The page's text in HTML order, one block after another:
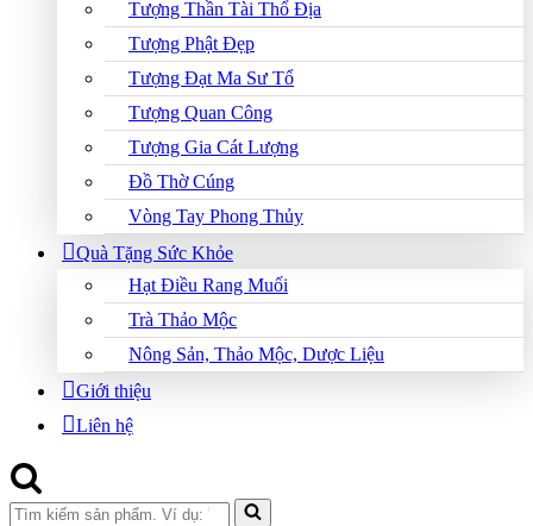
Tượng Thần Tài Thổ Địa
Tượng Phật Đẹp
Tượng Đạt Ma Sư Tổ
Tượng Quan Công
Tượng Gia Cát Lượng
Đồ Thờ Cúng
Vòng Tay Phong Thủy
Quà Tặng Sức Khỏe
Hạt Điều Rang Muối
Trà Thảo Mộc
Nông Sản, Thảo Mộc, Dược Liệu
Giới thiệu
Liên hệ
Search